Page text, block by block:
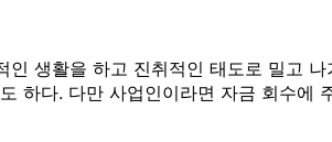
생활을 하고 진취적인 태도로 밀고
하다. 다만 사업인이라면 자금 회수에